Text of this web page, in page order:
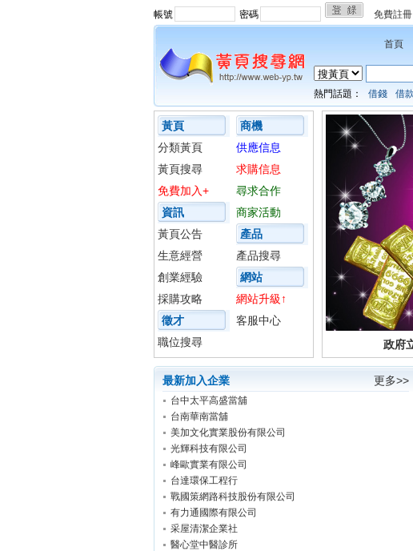
帳號 密碼 免費註冊
首頁
熱門話題： 借錢 借
黃頁
分類黃頁
黃頁搜尋
免費加入+
資訊
黃頁公告
生意經營
創業經驗
採購攻略
徵才
職位搜尋
商機
供應信息
求購信息
尋求合作
商家活動
產品
產品搜尋
網站
網站升級↑
客服中心
政府
最新加入企業 更多>>
台中太平高盛當舖
台南華南當舖
美加文化實業股份有限公司
光輝科技有限公司
峰歐實業有限公司
台達環保工程行
戰國策網路科技股份有限公司
有力通國際有限公司
采屋清潔企業社
醫心堂中醫診所